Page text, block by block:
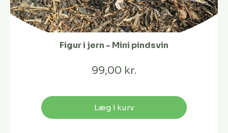
Figur i jern - Mini pindsvin
99,00 kr.
Læg i kurv